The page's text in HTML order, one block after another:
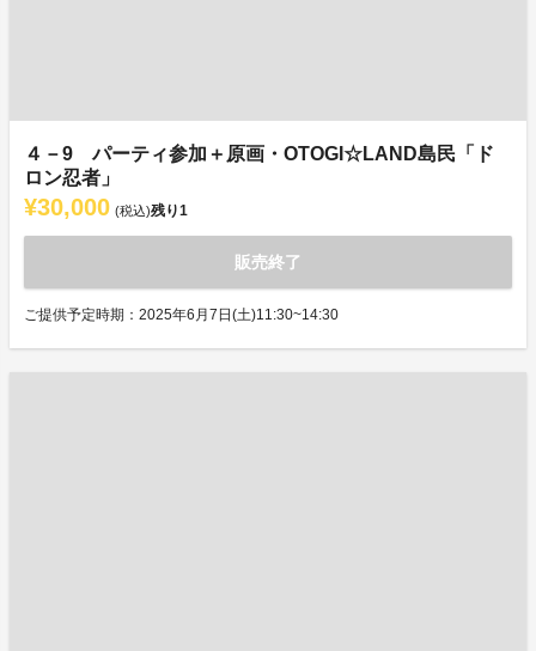
４－9 パーティ参加＋原画・OTOGI☆LAND島民「ド
ロン忍者」
¥30,000 (税込)残り1
販売終了
ご提供予定時期：2025年6月7日(土)11:30~14:30